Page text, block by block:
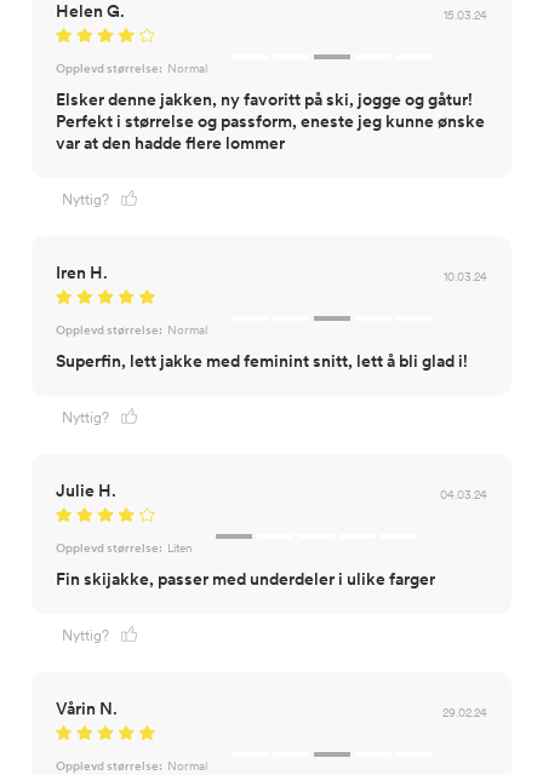
Helen G. 15.03.24
Opplevd størrelse: Normal
Elsker denne jakken, ny favoritt på ski, jogge og gåtur!
Perfekt i størrelse og passform, eneste jeg kunne ønske
var at den hadde flere lommer
Nyttig?
Iren H. 10.03.24
Opplevd størrelse: Normal
Superfin, lett jakke med feminint snitt, lett å bli glad i!
Nyttig?
Julie H. 04.03.24
Opplevd størrelse: Liten
Fin skijakke, passer med underdeler i ulike farger
Nyttig?
Vårin N. 29.02.24
Opplevd størrelse: Normal